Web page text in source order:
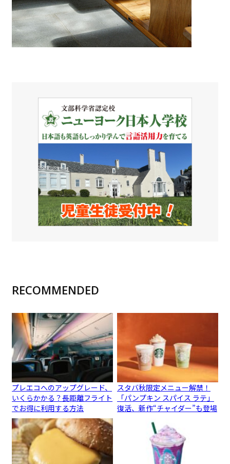
RECOMMENDED
プレエコへのアップグレード、
いくらかかる？長距離フライト
でお得に利用する方法
スタバ秋限定メニュー解禁！
「パンプキン スパイス ラテ」
復活、新作“チャイダー”も登場